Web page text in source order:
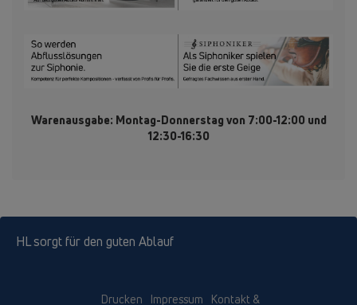
Warenausgabe: Montag-Donnerstag von 7:00-12:00 und
12:30-16:30
HL sorgt für den guten Ablauf
Drucken Impressum Kontakt &